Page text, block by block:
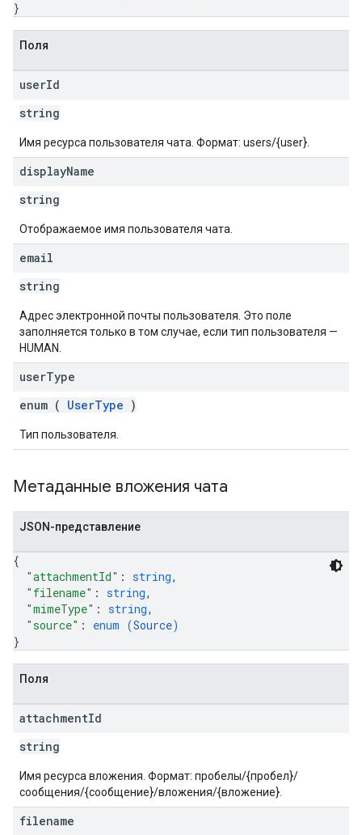
}
Поля
userId
string
Имя ресурса пользователя чата. Формат: users/{user}.
displayName
string
Отображаемое имя пользователя чата.
email
string
Адрес электронной почты пользователя. Это поле
заполняется только в том случае, если тип пользователя —
HUMAN.
userType
enum ( UserType )
Тип пользователя.
Метаданные вложения чата
JSON-представление
{
"attachmentId" : string,
"filename" : string,
"mimeType" : string,
"source" : enum (Source)
}
Поля
attachmentId
string
Имя ресурса вложения. Формат: пробелы/{пробел}/
сообщения/{сообщение}/вложения/{вложение}.
filename